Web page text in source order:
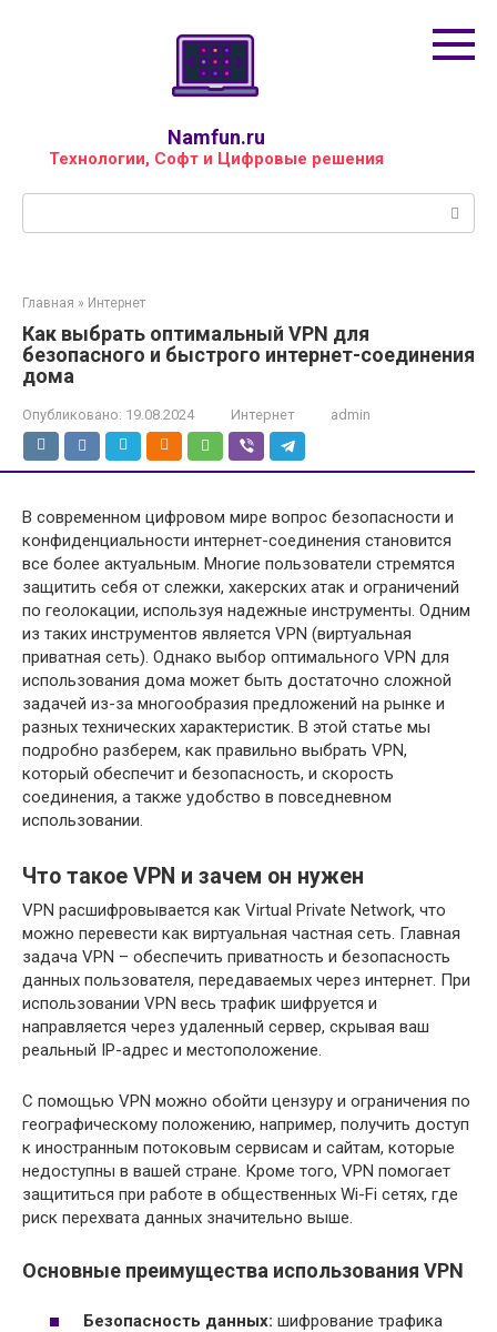
Namfun.ru
Технологии, Софт и Цифровые решения
Главная » Интернет
Как выбрать оптимальный VPN для
безопасного и быстрого интернет-соединения
дома
Опубликовано: 19.08.2024 Интернет admin
В современном цифровом мире вопрос безопасности и
конфиденциальности интернет-соединения становится
все более актуальным. Многие пользователи стремятся
защитить себя от слежки, хакерских атак и ограничений
по геолокации, используя надежные инструменты. Одним
из таких инструментов является VPN (виртуальная
приватная сеть). Однако выбор оптимального VPN для
использования дома может быть достаточно сложной
задачей из-за многообразия предложений на рынке и
разных технических характеристик. В этой статье мы
подробно разберем, как правильно выбрать VPN,
который обеспечит и безопасность, и скорость
соединения, а также удобство в повседневном
использовании.
Что такое VPN и зачем он нужен
VPN расшифровывается как Virtual Private Network, что
можно перевести как виртуальная частная сеть. Главная
задача VPN – обеспечить приватность и безопасность
данных пользователя, передаваемых через интернет. При
использовании VPN весь трафик шифруется и
направляется через удаленный сервер, скрывая ваш
реальный IP-адрес и местоположение.
С помощью VPN можно обойти цензуру и ограничения по
географическому положению, например, получить доступ
к иностранным потоковым сервисам и сайтам, которые
недоступны в вашей стране. Кроме того, VPN помогает
защититься при работе в общественных Wi-Fi сетях, где
риск перехвата данных значительно выше.
Основные преимущества использования VPN
Безопасность данных: шифрование трафика